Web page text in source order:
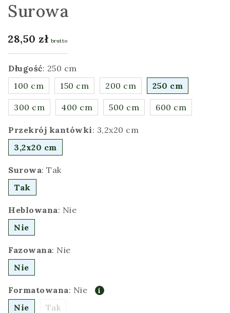
Surowa
28,50 zł brutto
Długość: 250 cm
100 cm
150 cm 200 cm 250 cm
300 cm 400 cm 500 cm 600 cm
Przekrój kantówki: 3,2x20 cm
3,2x20 cm
Surowa: Tak
Tak
Heblowana: Nie
Nie
Fazowana: Nie
Nie
Formatowana: Nie
Nie
Tak